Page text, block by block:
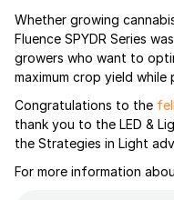
Whether growing
Fluence SPYDR Series
growers who want to
maximum crop yield
Congratulations to the
thank you to the LED &
the Strategies in Light
For more information